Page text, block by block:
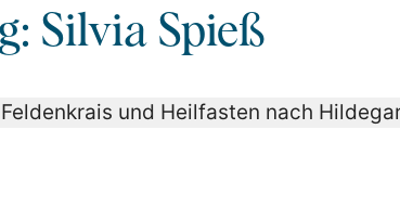
Silvia Spieß
und Heilfasten nach